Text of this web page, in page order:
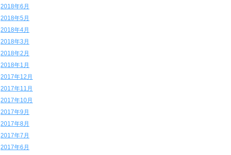
2018年6月
2018年5月
2018年4月
2018年3月
2018年2月
2018年1月
2017年12月
2017年11月
2017年10月
2017年9月
2017年8月
2017年7月
2017年6月